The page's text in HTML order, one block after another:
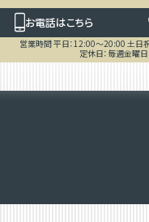
お電話はこちら
営業時間 平日：12:00～20:00 土日
定休日：毎週金曜日